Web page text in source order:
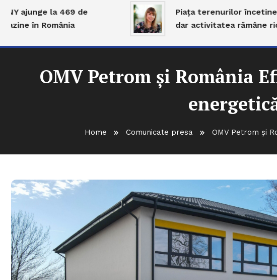
ajunge la 469 de
în România
Piața terenurilor încetinește,
dar activitatea rămâne
OMV Petrom și România
Home Comunicate presa OMV Petrom și